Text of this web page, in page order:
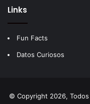
Links
Fun Facts
Datos Curiosos
© Copyright 2026,